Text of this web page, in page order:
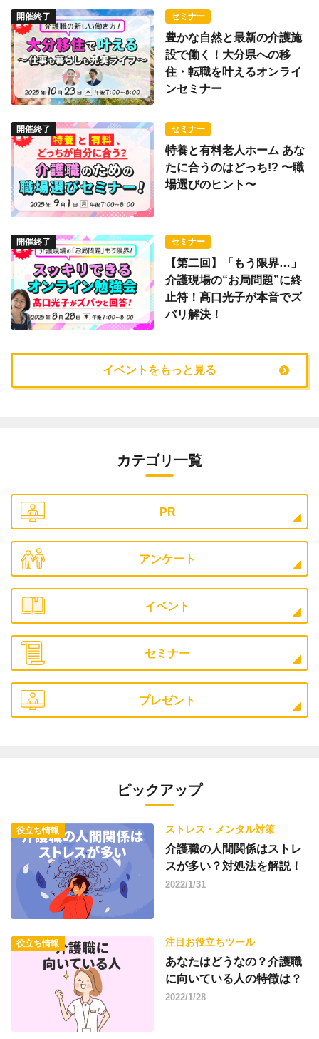
開催終了 セミナー
豊かな自然と最新の介護施
設で働く！大分県への移
住・転職を叶えるオンライ
ンセミナー
開催終了 セミナー
特養と有料老人ホーム あな
たに合うのはどっち!? 〜職
場選びのヒント〜
開催終了 セミナー
【第二回】「もう限界…」
介護現場の“お局問題”に終
止符！髙口光子が本音でズ
バリ解決！
イベントをもっと見る
カテゴリ一覧
PR
アンケート
イベント
セミナー
プレゼント
ピックアップ
役立ち情報 ストレス・メンタル対策
介護職の人間関係はストレ
スが多い？対処法を解説！
2022/1/31
役立ち情報 注目お役立ちツール
あなたはどうなの？介護職
に向いている人の特徴は？
2022/1/28